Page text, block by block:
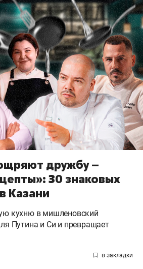
дружбу –
30 знаковых
Казани
кухню в мишленовский
Путина и Си и превращает